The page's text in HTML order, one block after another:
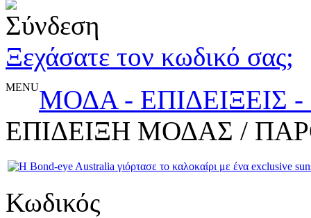
Ξεχάσατε τον κωδικό σας;
MENUΜΟΔΑ - ΕΠΙΔΕΙΞΕΙΣ
ΕΠΙΔΕΙΞΗ ΜΟΔΑΣ /
Κωδικός